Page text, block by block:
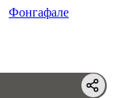
Фонгафале